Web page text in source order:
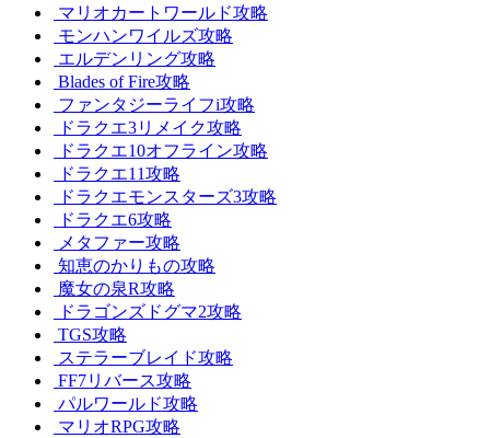
マリオカートワールド攻略
モンハンワイルズ攻略
エルデンリング攻略
Blades of Fire攻略
ファンタジーライフi攻略
ドラクエ3リメイク攻略
ドラクエ10オフライン攻略
ドラクエ11攻略
ドラクエモンスターズ3攻略
ドラクエ6攻略
メタファー攻略
知恵のかりもの攻略
魔女の泉R攻略
ドラゴンズドグマ2攻略
TGS攻略
ステラーブレイド攻略
FF7リバース攻略
パルワールド攻略
マリオRPG攻略